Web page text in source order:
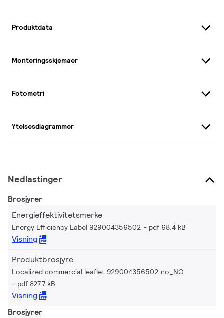
Produktdata
Monteringsskjemaer
Fotometri
Ytelsesdiagrammer
Nedlastinger
Brosjyrer
Energieffektivitetsmerke
Energy Efficiency Label 929004356502 pdf 68.4 kB
Visning
Produktbrosjyre
Localized commercial leaflet 929004356502 no_NO
pdf 827.7 kB
Visning
Brosjyrer